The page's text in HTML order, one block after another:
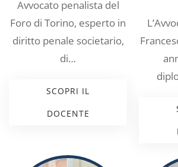
Avvocato penalista del
Foro di Torino, esperto in
diritto penale societario,
di…
SCOPRI IL
DOCENTE